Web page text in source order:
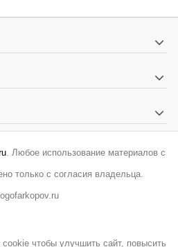
. Любое использование материалов с
только с согласия владельца.
чтобы улучшить сайт, повысить